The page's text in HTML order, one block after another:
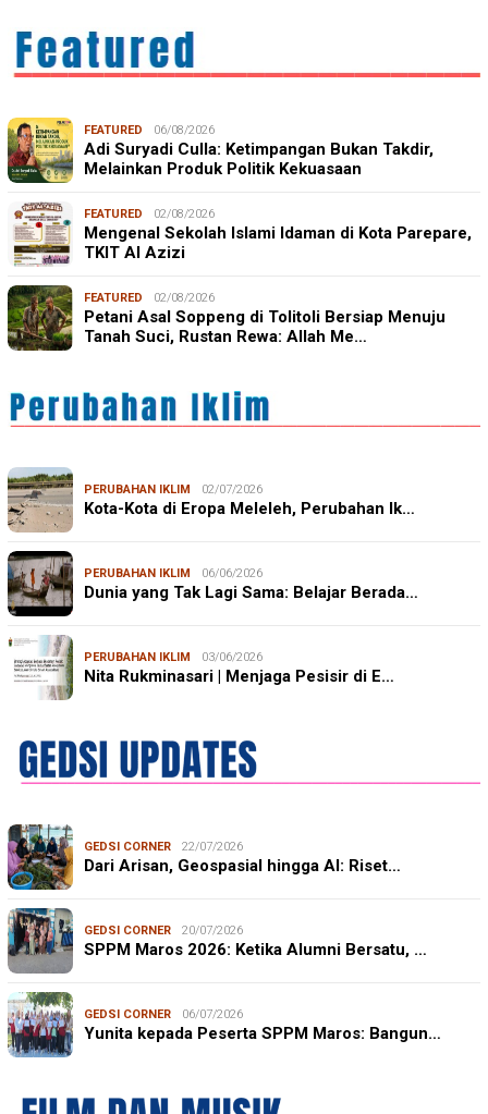
FEATURED 06/08/2026
Adi Suryadi Culla: Ketimpangan Bukan Takdir,
Melainkan Produk Politik Kekuasaan
FEATURED 02/08/2026
Mengenal Sekolah Islami Idaman di Kota Parepare,
TKIT Al Azizi
FEATURED 02/08/2026
Petani Asal Soppeng di Tolitoli Bersiap Menuju
Tanah Suci, Rustan Rewa: Allah Me…
PERUBAHAN IKLIM 02/07/2026
Kota-Kota di Eropa Meleleh, Perubahan Ik…
PERUBAHAN IKLIM 06/06/2026
Dunia yang Tak Lagi Sama: Belajar Berada…
PERUBAHAN IKLIM 03/06/2026
Nita Rukminasari | Menjaga Pesisir di E…
GEDSI CORNER 22/07/2026
Dari Arisan, Geospasial hingga AI: Riset…
GEDSI CORNER 20/07/2026
SPPM Maros 2026: Ketika Alumni Bersatu, …
GEDSI CORNER 06/07/2026
Yunita kepada Peserta SPPM Maros: Bangun…